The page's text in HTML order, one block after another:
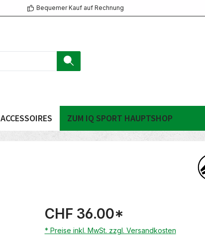
Bequemer Kauf auf Rechnung
ACCESSOIRES ZUM IQ SPORT HAUPTSHOP
CHF 36.00*
* Preise inkl. MwSt. zzgl. Versandkosten